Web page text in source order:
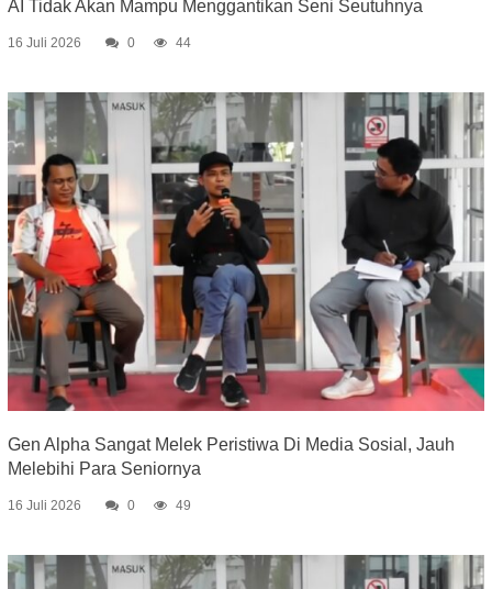
AI Tidak Akan Mampu Menggantikan Seni Seutuhnya
16 Juli 2026 0 44
Gen Alpha Sangat Melek Peristiwa Di Media Sosial, Jauh
Melebihi Para Seniornya
16 Juli 2026 0 49